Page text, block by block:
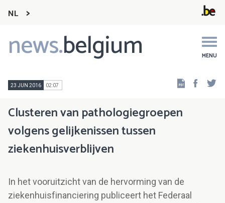
NL
news.belgium MENU
Main
navigation
23 JUN 2016 02:07
Clusteren van pathologiegroepen
volgens gelijkenissen tussen
ziekenhuisverblijven
In het vooruitzicht van de hervorming van de
ziekenhuisfinanciering publiceert het Federaal